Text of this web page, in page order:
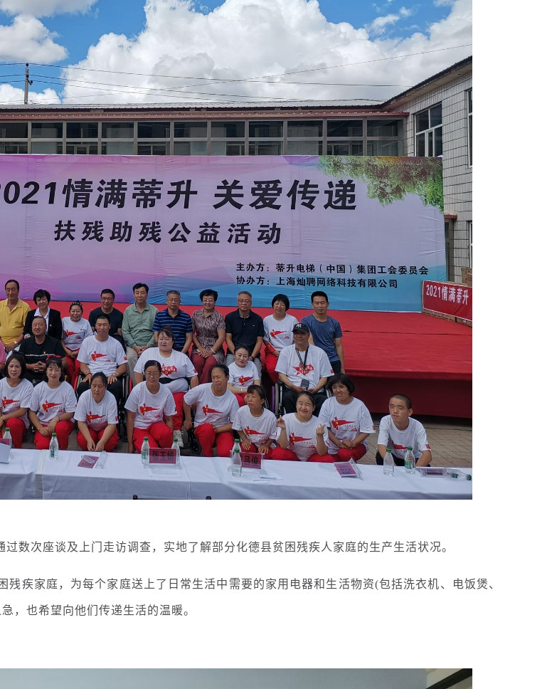
次座谈及上门走访调查，实地了解部分化德县贫困残疾人家庭的生产生活状况。
家庭，为每个家庭送上了日常生活中需要的家用电器和生活物资(包括洗衣机、电饭煲、
，也希望向他们传递生活的温暖。